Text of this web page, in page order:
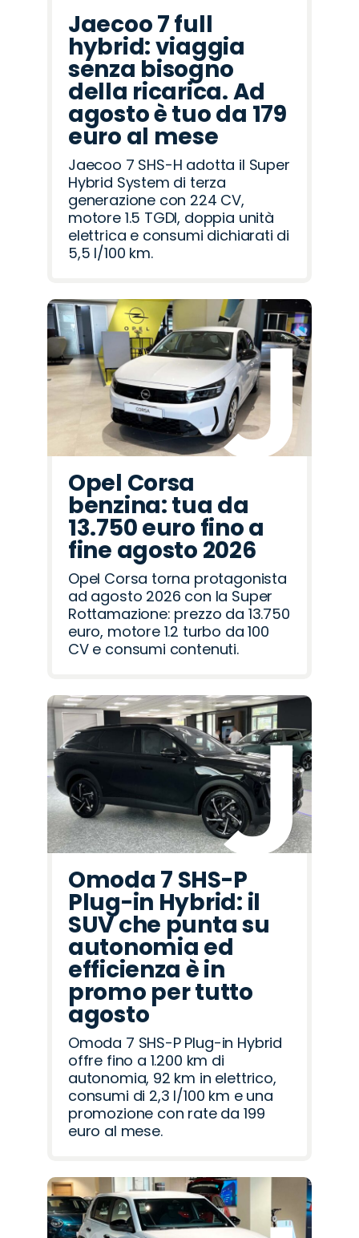
Jaecoo 7 full
hybrid: viaggia
senza bisogno
della ricarica. Ad
agosto è tuo da 179
euro al mese
Jaecoo 7 SHS-H adotta il Super
Hybrid System di terza
generazione con 224 CV,
motore 1.5 TGDI, doppia unità
elettrica e consumi dichiarati di
5,5 l/100 km.
Opel Corsa
benzina: tua da
13.750 euro fino a
fine agosto 2026
Opel Corsa torna protagonista
ad agosto 2026 con la Super
Rottamazione: prezzo da 13.750
euro, motore 1.2 turbo da 100
CV e consumi contenuti.
Omoda 7 SHS-P
Plug-in Hybrid: il
SUV che punta su
autonomia ed
efficienza è in
promo per tutto
agosto
Omoda 7 SHS-P Plug-in Hybrid
offre fino a 1.200 km di
autonomia, 92 km in elettrico,
consumi di 2,3 l/100 km e una
promozione con rate da 199
euro al mese.